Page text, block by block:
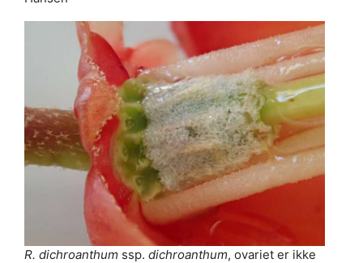
R. dichroanthum ssp. dichroanthum, ovariet er ikke